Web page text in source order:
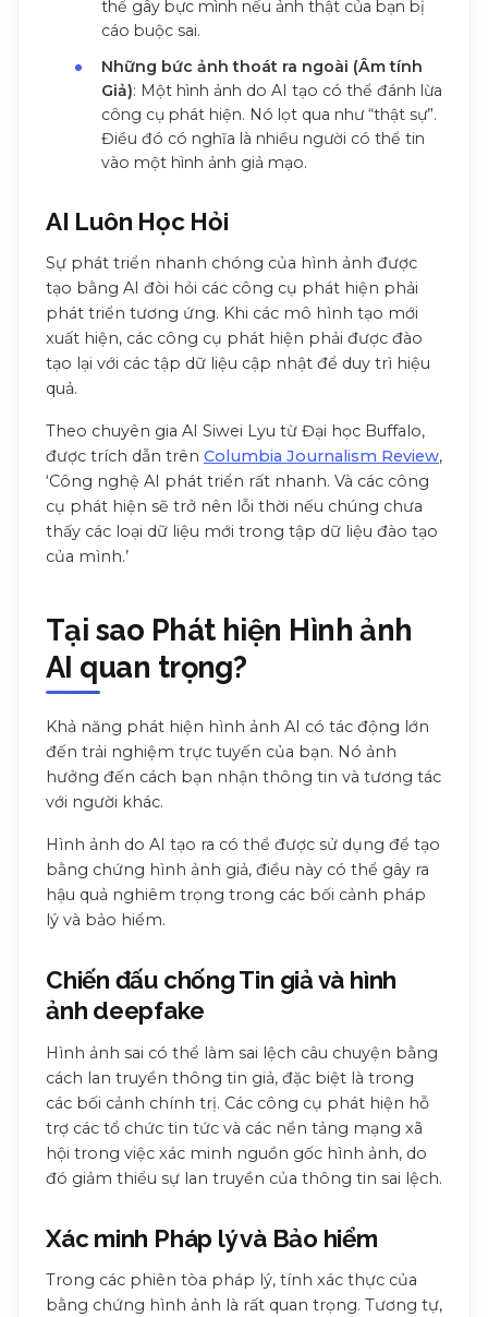
thể gây bực mình nếu ảnh thật của bạn bị
cáo buộc sai.
Những bức ảnh thoát ra ngoài (Âm tính
Giả): Một hình ảnh do AI tạo có thể đánh lừa
công cụ phát hiện. Nó lọt qua như “thật sự”.
Điều đó có nghĩa là nhiều người có thể tin
vào một hình ảnh giả mạo.
AI Luôn Học Hỏi
Sự phát triển nhanh chóng của hình ảnh được
tạo bằng AI đòi hỏi các công cụ phát hiện phải
phát triển tương ứng. Khi các mô hình tạo mới
xuất hiện, các công cụ phát hiện phải được đào
tạo lại với các tập dữ liệu cập nhật để duy trì hiệu
quả.
Theo chuyên gia AI Siwei Lyu từ Đại học Buffalo,
được trích dẫn trên Columbia Journalism Review,
‘Công nghệ AI phát triển rất nhanh. Và các công
cụ phát hiện sẽ trở nên lỗi thời nếu chúng chưa
thấy các loại dữ liệu mới trong tập dữ liệu đào tạo
của mình.’
Tại sao Phát hiện Hình ảnh
AI quan trọng?
Khả năng phát hiện hình ảnh AI có tác động lớn
đến trải nghiệm trực tuyến của bạn. Nó ảnh
hưởng đến cách bạn nhận thông tin và tương tác
với người khác.
Hình ảnh do AI tạo ra có thể được sử dụng để tạo
bằng chứng hình ảnh giả, điều này có thể gây ra
hậu quả nghiêm trọng trong các bối cảnh pháp
lý và bảo hiểm.
Chiến đấu chống Tin giả và hình
ảnh deepfake
Hình ảnh sai có thể làm sai lệch câu chuyện bằng
cách lan truyền thông tin giả, đặc biệt là trong
các bối cảnh chính trị. Các công cụ phát hiện hỗ
trợ các tổ chức tin tức và các nền tảng mạng xã
hội trong việc xác minh nguồn gốc hình ảnh, do
đó giảm thiểu sự lan truyền của thông tin sai lệch.
Xác minh Pháp lý và Bảo hiểm
Trong các phiên tòa pháp lý, tính xác thực của
bằng chứng hình ảnh là rất quan trọng. Tương tự,